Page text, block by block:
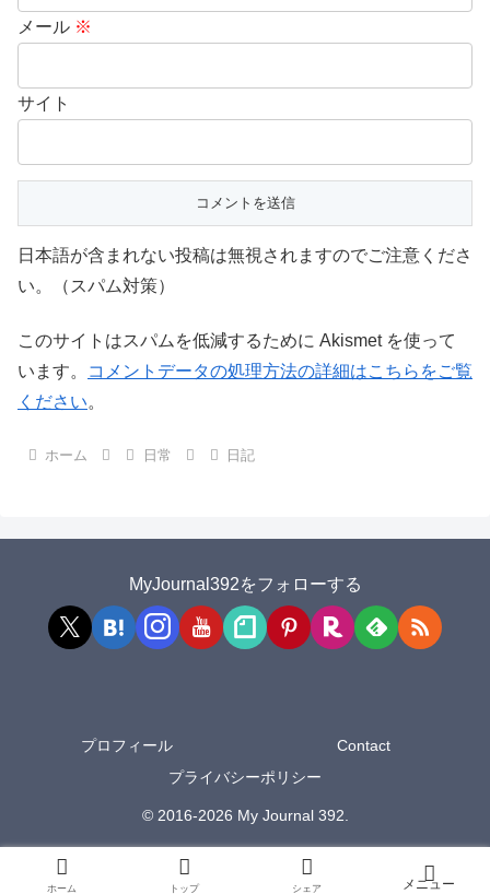
メール ※
サイト
日本語が含まれない投稿は無視されますのでご注意くださ
い。（スパム対策）
このサイトはスパムを低減するために Akismet を使って
います。
コメントデータの処理方法の詳細はこちらをご覧
ください。
ホーム 日常 日記
MyJournal392をフォローする
プロフィール
Contact
プライバシーポリシー
© 2016-2026 My Journal 392.
ホーム トップ シェア